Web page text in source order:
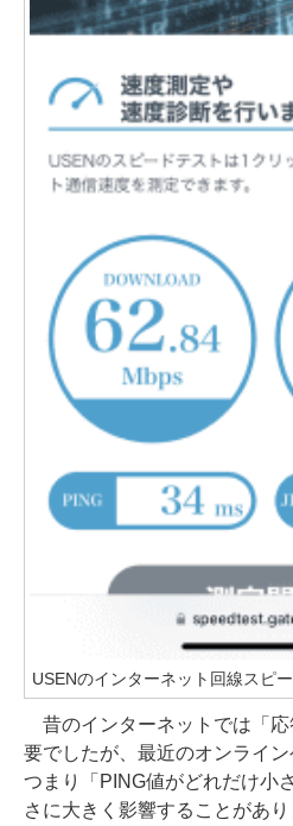
USENのインターネット回線スピ
昔のインターネットでは「
要でしたが、最近のオンライン
つまり「PING値がどれだけ小
さに大きく影響することがあり